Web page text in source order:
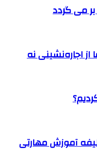
بر می گردد
از اجاره‌نشینی نه
وظیفه آموزش مهارتی